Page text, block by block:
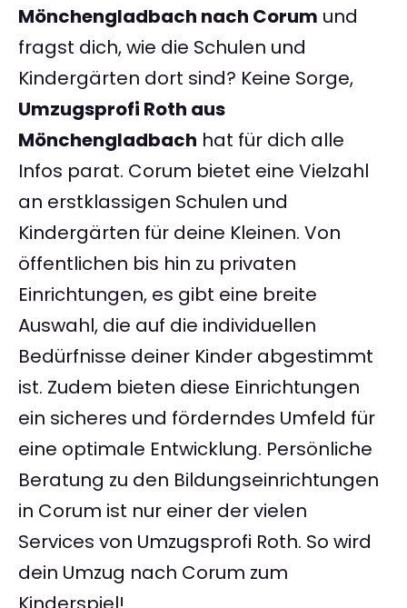
Mönchengladbach nach Corum und
fragst dich, wie die Schulen und
Kindergärten dort sind? Keine Sorge,
Umzugsprofi Roth aus
Mönchengladbach hat für dich alle
Infos parat. Corum bietet eine Vielzahl
an erstklassigen Schulen und
Kindergärten für deine Kleinen. Von
öffentlichen bis hin zu privaten
Einrichtungen, es gibt eine breite
Auswahl, die auf die individuellen
Bedürfnisse deiner Kinder abgestimmt
ist. Zudem bieten diese Einrichtungen
ein sicheres und förderndes Umfeld für
eine optimale Entwicklung. Persönliche
Beratung zu den Bildungseinrichtungen
in Corum ist nur einer der vielen
Services von Umzugsprofi Roth. So wird
dein Umzug nach Corum zum